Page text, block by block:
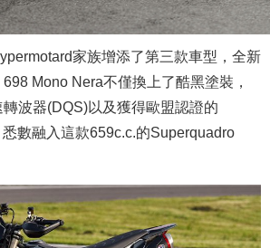
家族增添了第三款車型，全新
Mono Nera不僅換上了酷黑塗裝，
波器(DQS)以及獲得歐盟認證的
數融入這款659c.c.的Superquadro